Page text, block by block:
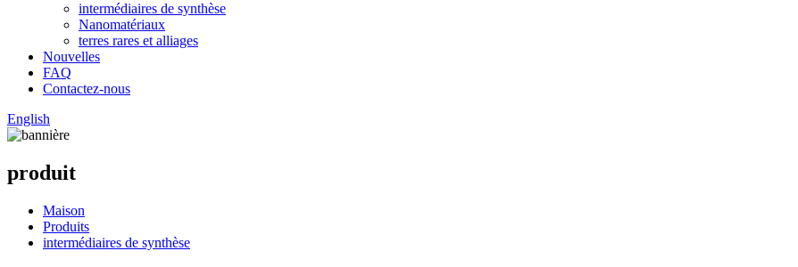
intermédiaires de synthèse
Nanomatériaux
terres rares et alliages
Nouvelles
FAQ
Contactez-nous
English
produit
Maison
Produits
intermédiaires de synthèse